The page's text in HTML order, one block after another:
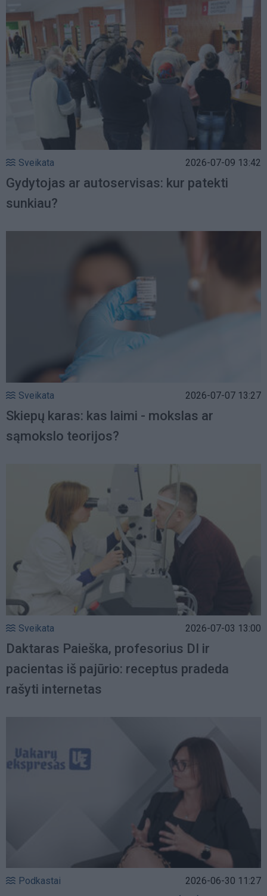
Sveikata 2026-07-09 13:42
Gydytojas ar autoservisas: kur patekti
sunkiau?
Sveikata 2026-07-07 13:27
Skiepų karas: kas laimi - mokslas ar
sąmokslo teorijos?
Sveikata 2026-07-03 13:00
Daktaras Paieška, profesorius DI ir
pacientas iš pajūrio: receptus pradeda
rašyti internetas
Podkastai 2026-06-30 11:27